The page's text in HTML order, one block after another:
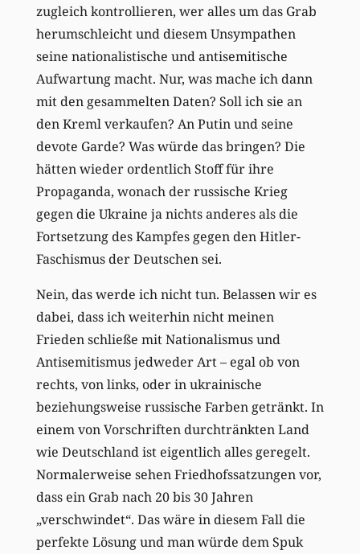
zugleich kontrollieren, wer alles um das Grab
herumschleicht und diesem Unsympathen
seine nationalistische und antisemitische
Aufwartung macht. Nur, was mache ich dann
mit den gesammelten Daten? Soll ich sie an
den Kreml verkaufen? An Putin und seine
devote Garde? Was würde das bringen? Die
hätten wieder ordentlich Stoff für ihre
Propaganda, wonach der russische Krieg
gegen die Ukraine ja nichts anderes als die
Fortsetzung des Kampfes gegen den Hitler-
Faschismus der Deutschen sei.
Nein, das werde ich nicht tun. Belassen wir es
dabei, dass ich weiterhin nicht meinen
Frieden schließe mit Nationalismus und
Antisemitismus jedweder Art – egal ob von
rechts, von links, oder in ukrainische
beziehungsweise russische Farben getränkt. In
einem von Vorschriften durchtränkten Land
wie Deutschland ist eigentlich alles geregelt.
Normalerweise sehen Friedhofssatzungen vor,
dass ein Grab nach 20 bis 30 Jahren
„verschwindet“. Das wäre in diesem Fall die
perfekte Lösung und man würde dem Spuk